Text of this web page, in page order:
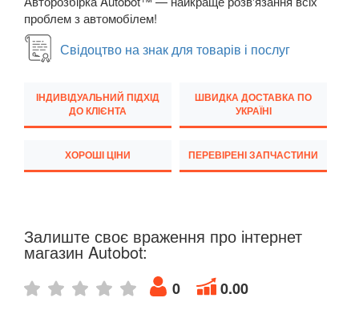
Golf V Plus (5М1)
Golf VI (5K1)
Golf VI Variant (AJ5)
Golf VI Plus (521)
Golf VII Sportsvan
Golf VIII
проблем з автомобілем!
Свідоцтво на знак для товарів і послуг
ІНДИВІДУАЛЬНИЙ ПІДХІД
ДО КЛІЄНТА
ШВИДКА ДОСТАВКА ПО
УКРАЇНІ
ХОРОШІ ЦІНИ ПЕРЕВІРЕНІ ЗАПЧАСТИНИ
Залиште своє враження про інтернет
магазин Autobot:
0 0.00